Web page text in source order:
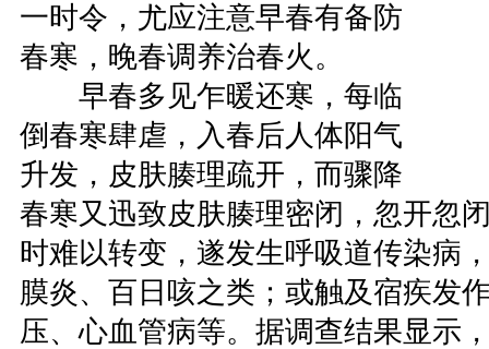
一时令，尤应注意早春有备防
春寒，晚春调养治春火。
早春多见乍暖还寒，每临
倒春寒肆虐，入春后人体阳气
升发，皮肤腠理疏开，而骤降
春寒又迅致皮肤腠理密闭，忽开忽
时难以转变，遂发生呼吸道传染病
膜炎、百日咳之类；或触及宿疾发
压、心血管病等。据调查结果显示